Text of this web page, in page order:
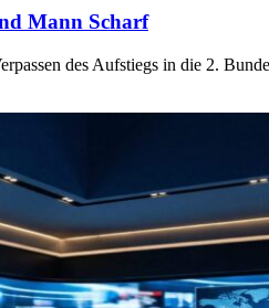
Mann Scharf
des Aufstiegs in die 2.